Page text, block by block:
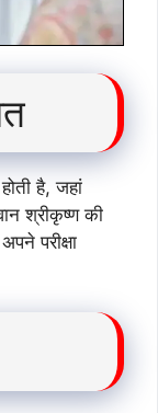
है, जहां
श्रीकृष्ण की
परीक्षा